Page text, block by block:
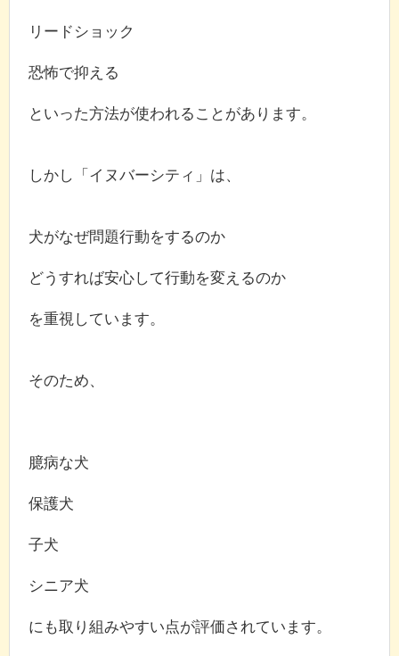
リードショック
恐怖で抑える
といった方法が使われることがあります。
しかし「イヌバーシティ」は、
犬がなぜ問題行動をするのか
どうすれば安心して行動を変えるのか
を重視しています。
そのため、
臆病な犬
保護犬
子犬
シニア犬
にも取り組みやすい点が評価されています。